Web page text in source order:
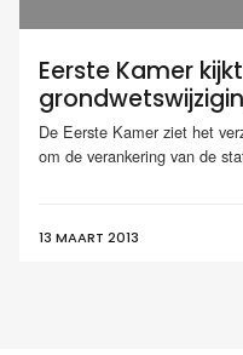
Eerste Kamer
De Eerste Kamer ziet het
om de verankering van de
13 MAART 2013